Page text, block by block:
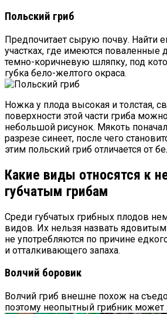
Польский гриб
Предпочитает сырую почву. Найти
участках, где имеются поваленные
темно-коричневую шляпку, под
губка бело-желтого окраса.
Ножка у плода высокая и толстая,
поверхности этой части гриба
небольшой рисунок. Мякоть
разрезе синеет, после чего
этим польский гриб отличается от
Какие виды относятся к
губчатым грибам
Среди губчатых грибных плодов
видов. Их нельзя назвать
не употребляются по причине
и отталкивающего запаха.
Волчий боровик
Волчий гриб внешне похож на
поэтому неопытный грибник может